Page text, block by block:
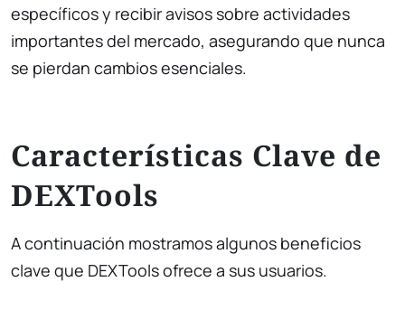
específicos y recibir avisos sobre actividades
importantes del mercado, asegurando que nunca
se pierdan cambios esenciales.
Características Clave de
DEXTools
A continuación mostramos algunos beneficios
clave que DEXTools ofrece a sus usuarios.